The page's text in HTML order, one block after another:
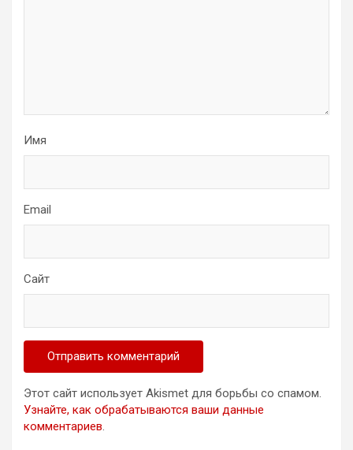
Имя
Email
Сайт
Этот сайт использует Akismet для борьбы со спамом.
Узнайте, как обрабатываются ваши данные
комментариев.